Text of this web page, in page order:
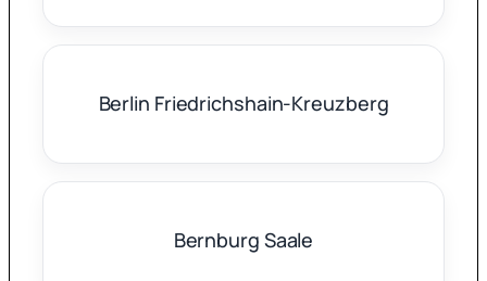
Berlin Friedrichshain-Kreuzberg
Bernburg Saale